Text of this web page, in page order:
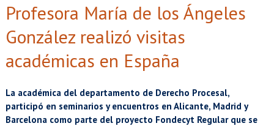
ADMISIÓN
BIBLIOTECAS
Profesora María de los Ángeles
González realizó visitas
académicas en España
La académica del departamento de Derecho Procesal,
participó en seminarios y encuentros en Alicante, Madrid y
Barcelona como parte del proyecto Fondecyt Regular que se